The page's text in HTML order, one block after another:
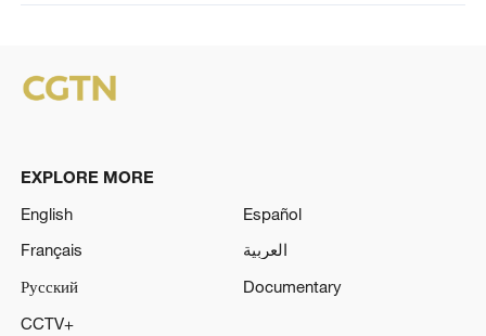
EXPLORE MORE
English
Español
Français
العربية
Русский
Documentary
CCTV+